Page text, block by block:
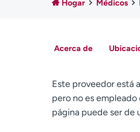
Hogar Médicos
Acerca de
Este proveedor está
pero no es
página puede ser de